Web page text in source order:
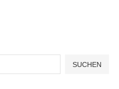
SUCHEN